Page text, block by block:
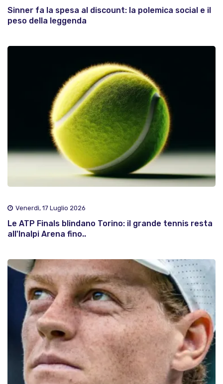
Sinner fa la spesa al discount: la polemica social e il
peso della leggenda
Venerdì, 17 Luglio 2026
Le ATP Finals blindano Torino: il grande tennis resta
all'Inalpi Arena fino..